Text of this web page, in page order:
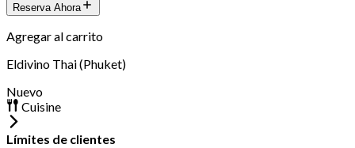
Reserva Ahora
Agregar al carrito
Eldivino Thai (Phuket)
Nuevo
Cuisine
Límites de clientes